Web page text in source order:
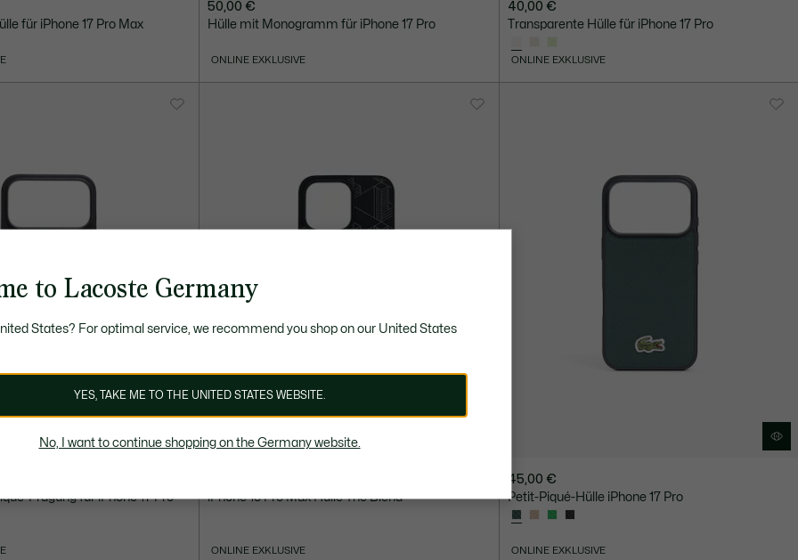
für iPhone 17 Pro Max
50,00 €
Hülle mit Monogramm für iPhone 17 Pro
ONLINE EXKLUSIVE
40,00 €
Transparente Hülle für iPhone 17 Pro
ONLINE EXKLUSIVE
Prägung für iPhone 17 Pro
iPhone 15 Pro Max Hülle The Blend
ONLINE EXKLUSIVE
45,00 €
Petit-Piqué-Hülle iPhone 17 Pro
ONLINE EXKLUSIVE
to Lacoste Germany
States? For optimal service, we recommend you shop on our United States
YES, TAKE ME TO THE UNITED STATES WEBSITE.
No, I want to continue shopping on the Germany website.